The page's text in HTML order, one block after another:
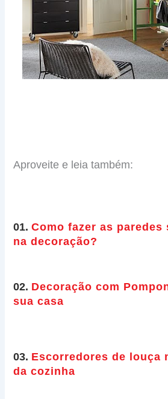
Aproveite e leia também:
01.Como fazer as paredes
na decoração?
02. Decoração com
sua casa
03. Escorredores de louça
da cozinha